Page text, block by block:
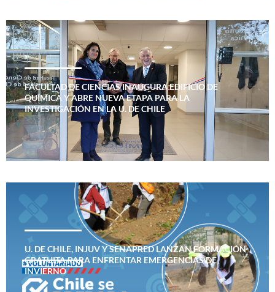
FACULTAD DE CIENCIAS INAUGURA EDIFICIO DE
QUÍMICA Y ABRE NUEVA ETAPA PARA LA
INVESTIGACIÓN EN LA U. DE CHILE
U. DE CHILE, INJUV Y SENAPRED LANZAN FORMACIÓN
GRATUITA PARA ENFRENTAR EMERGENCIAS DE
INVIERNO